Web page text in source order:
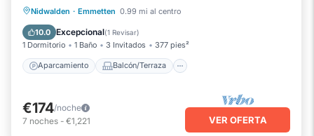
Nidwalden · Emmetten 0.99 mi al centro
10.0 Excepcional(1 Revisar)
1 Dormitorio 1 Baño 3 Invitados 377 pies²
Aparcamiento Balcón/Terraza
Aparcamiento
Balcón/Terraza
Cocina
Internet
€174/noche
7 noches - €1,221 VER OFERTA